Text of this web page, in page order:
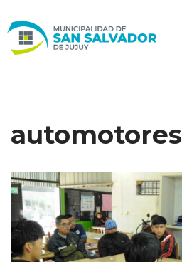
al
automotores